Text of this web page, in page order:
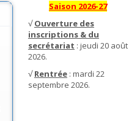
Saison 2026-27
√Ouverture des
inscriptions & du
secrétariat : jeudi 20 août
2026.
√Rentrée: mardi 22
septembre 2026.